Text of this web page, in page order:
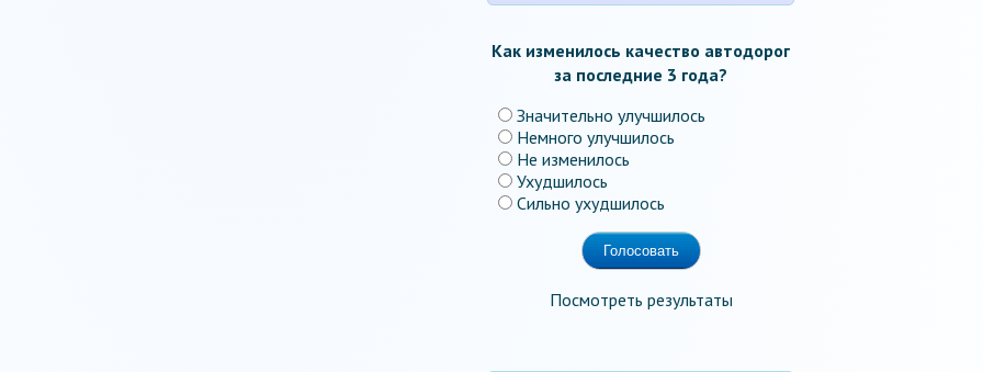
Как изменилось качество автодорог
за последние 3 года?
Значительно улучшилось
Немного улучшилось
Не изменилось
Ухудшилось
Сильно ухудшилось
Посмотреть результаты